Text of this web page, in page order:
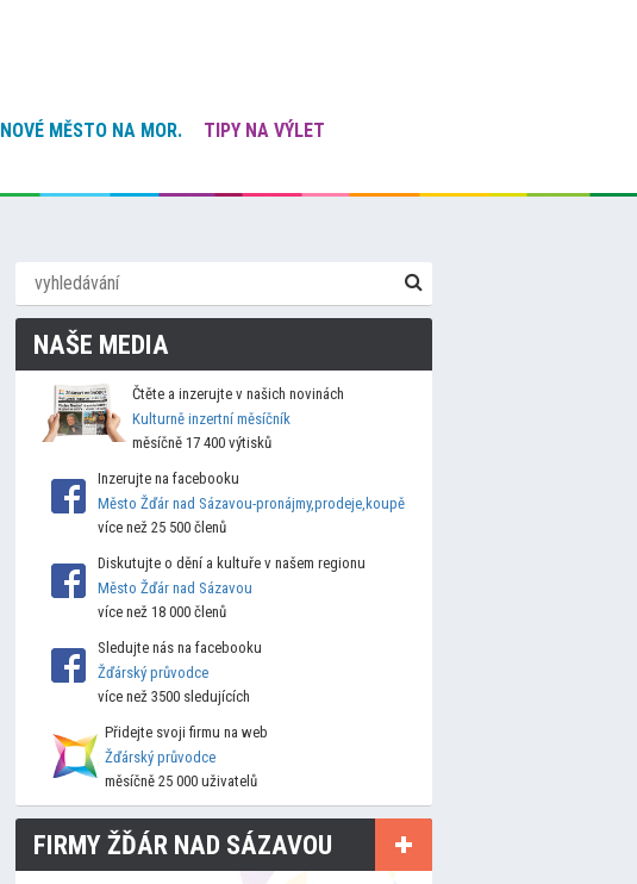
NOVÉ MĚSTO NA MOR.
TIPY NA VÝLET
NAŠE MEDIA
Čtěte a inzerujte v našich novinách
Kulturně inzertní měsíčník
měsíčně 17 400 výtisků
Inzerujte na facebooku
Město Žďár nad Sázavou-pronájmy,prodeje,koupě
více než 25 500 členů
Diskutujte o dění a kultuře v našem regionu
Město Žďár nad Sázavou
více než 18 000 členů
Sledujte nás na facebooku
Žďárský průvodce
více než 3500 sledujících
Přidejte svoji firmu na web
Žďárský průvodce
měsíčně 25 000 uživatelů
FIRMY ŽĎÁR NAD SÁZAVOU